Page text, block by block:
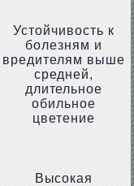
Устойчивость к
болезням и
вредителям выше
средней,
длительное
обильное
цветение
Высокая